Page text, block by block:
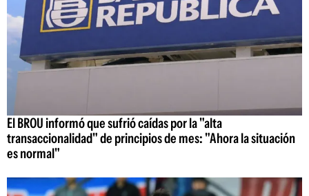
El BROU informó que sufrió caídas por la "alta
transaccionalidad" de principios de mes: "Ahora la situación
es normal"